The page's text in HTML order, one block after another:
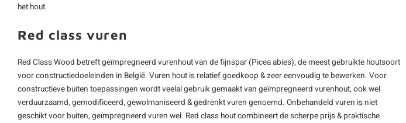
het hout.
Red class vuren
Red Class Wood betreft geïmpregneerd vurenhout van de fijnspar (Picea abies), de meest gebruikte houtsoort
voor constructiedoeleinden in België. Vuren hout is relatief goedkoop & zeer eenvoudig te bewerken. Voor
constructieve buiten toepassingen wordt veelal gebruik gemaakt van geïmpregneerd vurenhout, ook wel
verduurzaamd, gemodificeerd, gewolmaniseerd & gedrenkt vuren genoemd. Onbehandeld vuren is niet
geschikt voor buiten, geïmpregneerd vuren wel. Red class hout combineert de scherpe prijs & praktische